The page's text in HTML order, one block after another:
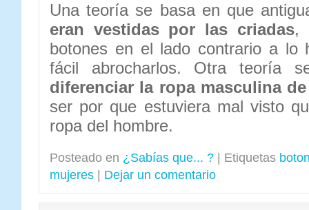
Una teoría se basa en que
eran vestidas por las criadas,
botones en el lado contrario a lo
fácil abrocharlos. Otra teoría
diferenciar la ropa masculina
ser por que estuviera mal visto
ropa del hombre.
Posteado en ¿Sabías que... ? Etiquetas
mujeres
Dejar un comentario